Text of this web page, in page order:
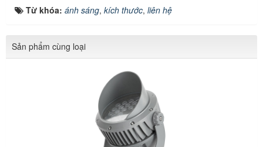
Từ khóa: ánh sáng, kích thước, liên hệ
Sản phẩm cùng loại